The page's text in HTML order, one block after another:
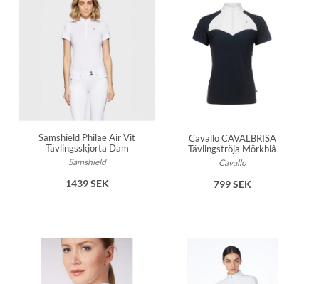
Samshield Philae Air Vit
Tävlingsskjorta Dam
Samshield
1439 SEK
Cavallo CAVALBRISA
Tävlingströja Mörkblå
Cavallo
799 SEK